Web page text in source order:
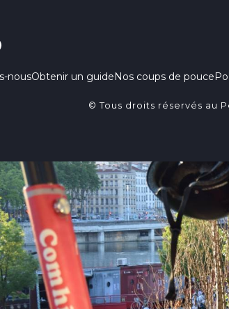
nousObtenir un guideNos coups de pouce
© Tous droits réservés au